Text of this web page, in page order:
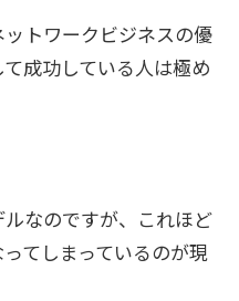
トワークビジネスの優
成功している人は極め
なのですが、これほど
てしまっているのが現